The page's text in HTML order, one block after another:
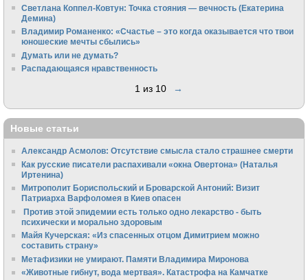
Светлана Коппел-Ковтун: Точка стояния — вечность (Екатерина
Демина)
Владимир Романенко: «Счастье – это когда оказывается что твои
юношеские мечты сбылись»
Думать или не думать?
Распадающаяся нравственность
1 из 10 →
Новые статьи
Александр Асмолов: Отсутствие смысла стало страшнее смерти
Как русские писатели распахивали «окна Овертона» (Наталья
Иртенина)
Митрополит Бориспольский и Броварской Антоний: Визит
Патриарха Варфоломея в Киев опасен
Против этой эпидемии есть только одно лекарство - быть
психически и морально здоровым
Майя Кучерская: «Из спасенных отцом Димитрием можно
составить страну»
Метафизики не умирают. Памяти Владимира Миронова
«Животные гибнут, вода мертвая». Катастрофа на Камчатке